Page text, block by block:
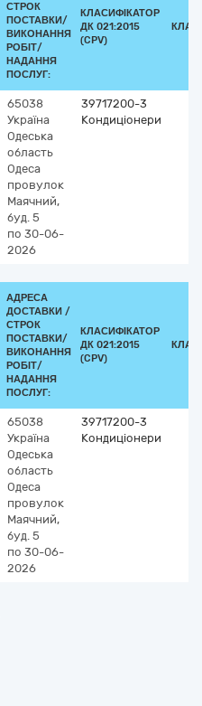
СТРОК
ПОСТАВКИ/
ВИКОНАННЯ
РОБІТ/
НАДАННЯ
ПОСЛУГ:
КЛАСИФІКАТОР
ДК 021:2015
(CPV)
65038
Україна
Одеська
область
Одеса
провулок
Маячний,
буд. 5
по 30-06-
2026
39717200-3
Кондиціонери
АДРЕСА
ДОСТАВКИ /
СТРОК
ПОСТАВКИ/
ВИКОНАННЯ
РОБІТ/
НАДАННЯ
ПОСЛУГ:
КЛАСИФІКАТОР
ДК 021:2015
(CPV)
65038
Україна
Одеська
область
Одеса
провулок
Маячний,
буд. 5
по 30-06-
2026
39717200-3
Кондиціонери